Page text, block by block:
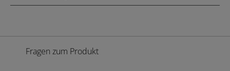
Fragen zum Produkt